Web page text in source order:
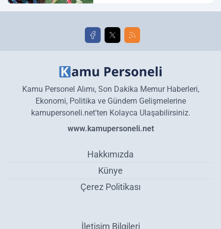
golleri!
Kamu Personel Alımı, Son Dakika Memur Haberleri,
Ekonomi, Politika ve Gündem Gelişmelerine
kamupersoneli.net'ten Kolayca Ulaşabilirsiniz.
www.kamupersoneli.net
Hakkımızda
Künye
Çerez Politikası
İletişim Bilgileri